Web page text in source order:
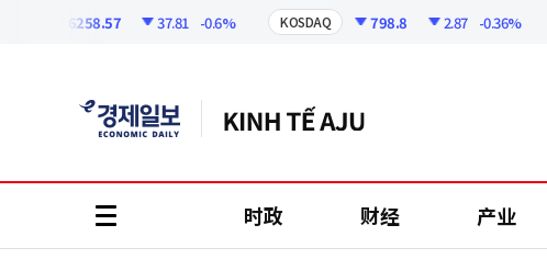
6258.57 37.81 -0.6% KOSDAQ 798.8 2.87 -0.36%
时政 财经 产业